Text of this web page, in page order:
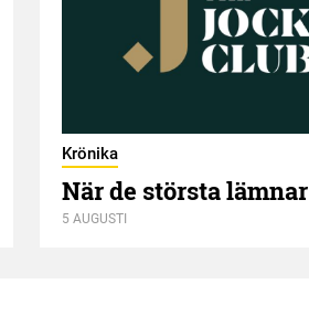
Krönika
När de största lämnar
5 AUGUSTI